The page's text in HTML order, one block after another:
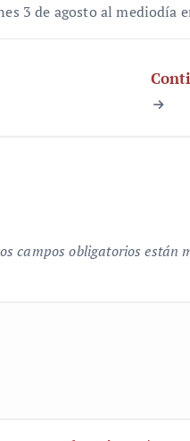
3 de agosto al mediodía
campos obligatorios están